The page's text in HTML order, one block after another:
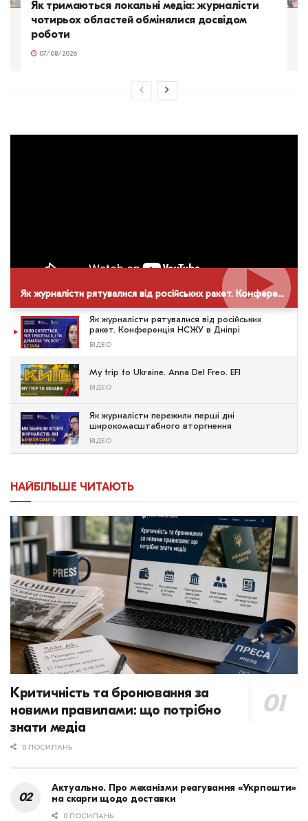
Як тримаються локальні медіа: журналісти
чотирьох областей обмінялися досвідом
роботи
07/08/2026
Як журналісти рятувалися від російських ракет. Конференція НСЖУ в Дніпрі
Як журналісти рятувалися від російських
ракет. Конференція НСЖУ в Дніпрі
ВІДЕО
My trip to Ukraine. Anna Del Freo. EFJ
ВІДЕО
Як журналісти пережили перші дні
широкомасштабного вторгнення
ВІДЕО
НАЙБІЛЬШЕ ЧИТАЮТЬ
Критичність та бронювання за
новими правилами: що потрібно
знати медіа
0 ПОСИЛАНЬ
Актуально. Про механізми реагування «Укрпошти»
на скарги щодо доставки
0 ПОСИЛАНЬ